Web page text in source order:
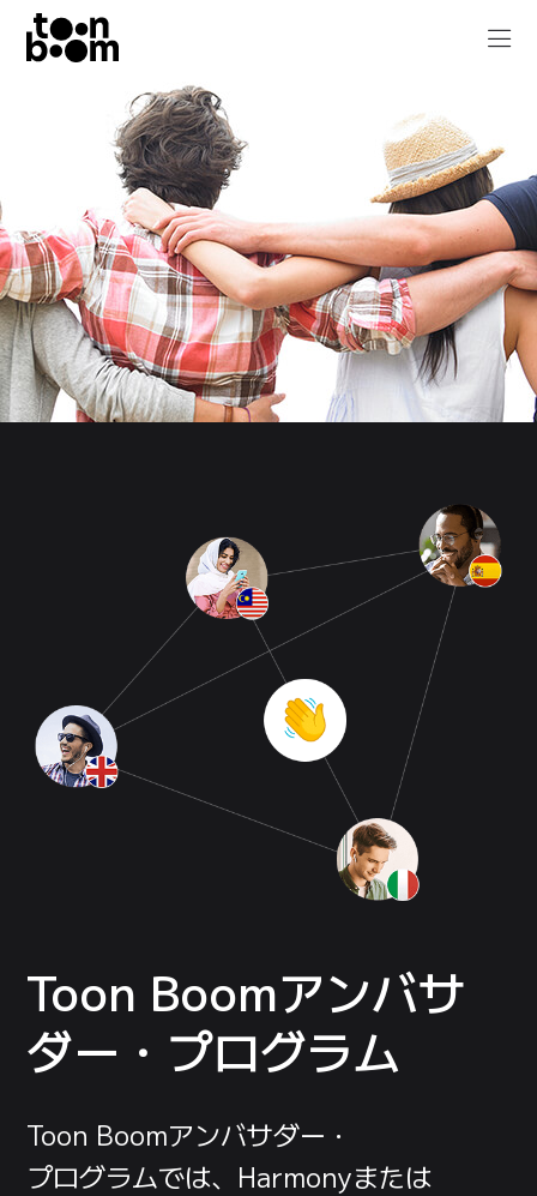
Toon Boomアンバサ
ダー・プログラム
Toon Boomアンバサダー・
プログラムでは、 Harmonyまたは